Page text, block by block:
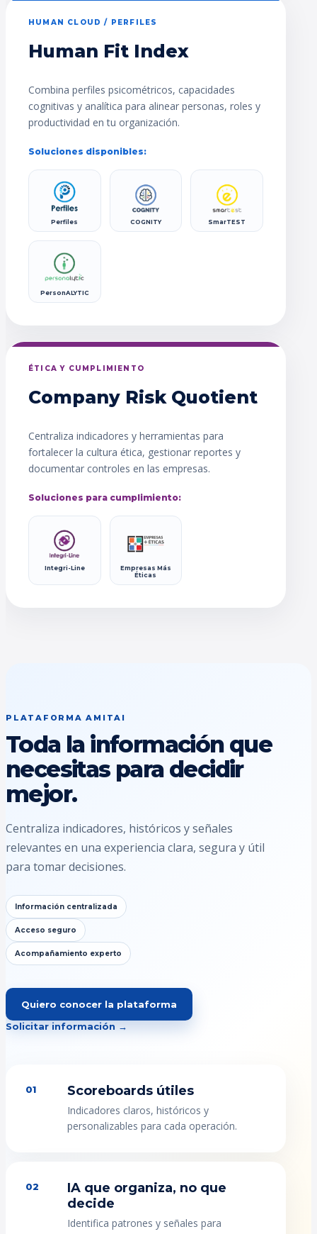
HUMAN CLOUD / PERFILES
Human Fit Index
Combina perfiles psicométricos, capacidades
cognitivas y analítica para alinear personas, roles y
productividad en tu organización.
Soluciones disponibles:
Perfiles COGNITY SmarTEST
PersonALYTIC
ÉTICA Y CUMPLIMIENTO
Company Risk Quotient
Centraliza indicadores y herramientas para
fortalecer la cultura ética, gestionar reportes y
documentar controles en las empresas.
Soluciones para cumplimiento:
Integri-Line
Empresas Más
Éticas
PLATAFORMA AMITAI
Toda la información que
necesitas para decidir
mejor.
Centraliza indicadores, históricos y señales
relevantes en una experiencia clara, segura y útil
para tomar decisiones.
Información centralizada
Acceso seguro
Acompañamiento experto
Quiero conocer la plataforma
Solicitar información →
01 Scoreboards útiles
Indicadores claros, históricos y
personalizables para cada operación.
02
IA que organiza, no que
decide
Identifica patrones y señales para